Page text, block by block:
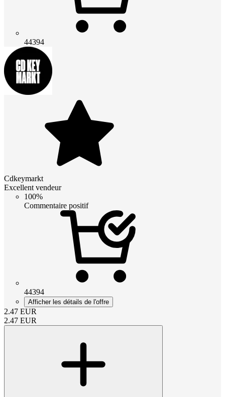
44394
Cdkeymarkt
Excellent vendeur
100%
Commentaire positif
44394
Afficher les détails de l'offre
2.47 EUR
2.47 EUR